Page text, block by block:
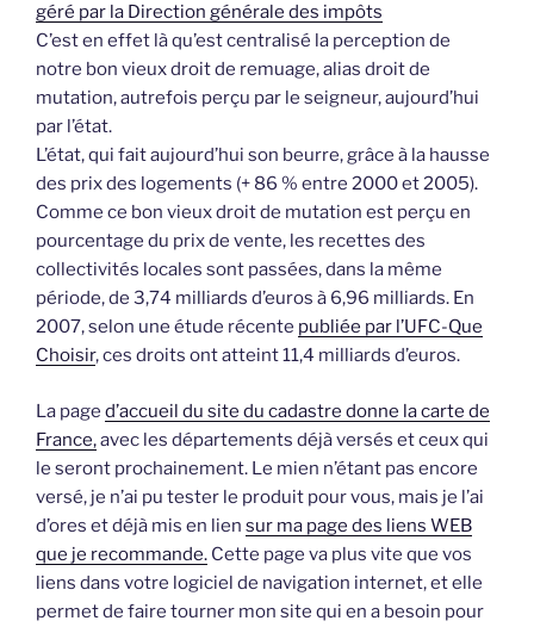
géré par la Direction générale des impôts
C’est en effet là qu’est centralisé la perception de
notre bon vieux droit de remuage, alias droit de
mutation, autrefois perçu par le seigneur, aujourd’hui
par l’état.
L’état, qui fait aujourd’hui son beurre, grâce à la hausse
des prix des logements (+ 86 % entre 2000 et 2005).
Comme ce bon vieux droit de mutation est perçu en
pourcentage du prix de vente, les recettes des
collectivités locales sont passées, dans la même
période, de 3,74 milliards d’euros à 6,96 milliards. En
2007, selon une étude récente publiée par l’UFC-Que
Choisir, ces droits ont atteint 11,4 milliards d’euros.
La page d’accueil du site du cadastre donne la carte de
France,avec les départements déjà versés et ceux qui
le seront prochainement. Le mien n’étant pas encore
versé, je n’ai pu tester le produit pour vous, mais je l’ai
d’ores et déjà mis en lien sur ma page des liens WEB
que je recommande. Cette page va plus vite que vos
liens dans votre logiciel de navigation internet, et elle
permet de faire tourner mon site qui en a besoin pour